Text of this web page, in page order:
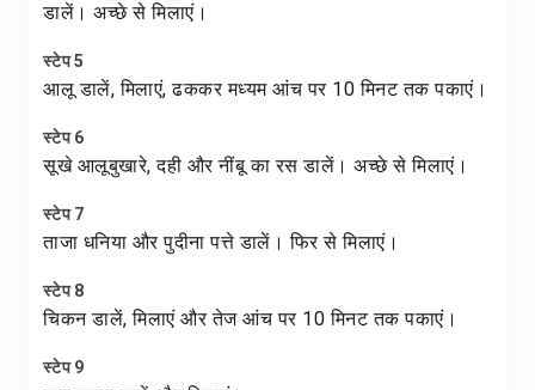
डालें। अच्छे से मिलाएं।
स्टेप 5
आलू डालें, मिलाएं, ढककर मध्यम आंच पर 10 मिनट तक पकाएं।
स्टेप 6
सूखे आलूबुखारे, दही और नींबू का रस डालें। अच्छे से मिलाएं।
स्टेप 7
ताजा धनिया और पुदीना पत्ते डालें। फिर से मिलाएं।
स्टेप 8
चिकन डालें, मिलाएं और तेज आंच पर 10 मिनट तक पकाएं।
स्टेप 9